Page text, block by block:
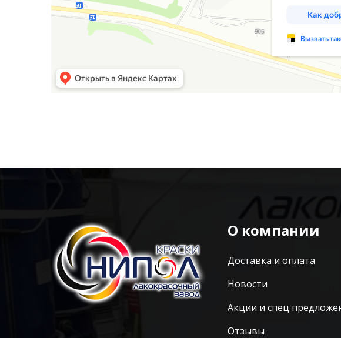
О компании
Доставка и оплата
Новости
Акции и спец
Отзывы